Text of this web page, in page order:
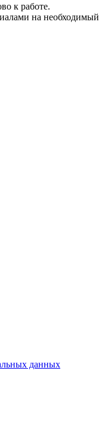
к работе.
на необходимый
данных